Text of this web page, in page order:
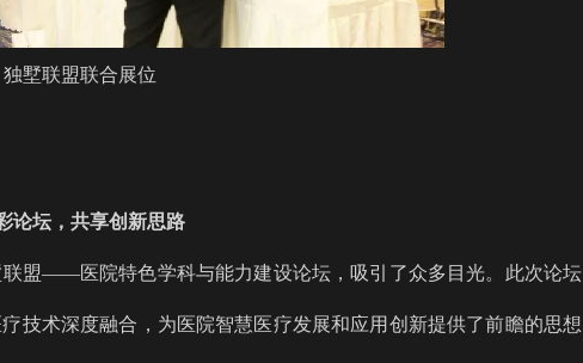
独墅联盟联合展位
论坛，共享创新思路
盟——医院特色学科与能力建设论坛，吸引了众多目光。此次论坛
技术深度融合，为医院智慧医疗发展和应用创新提供了前瞻的思想